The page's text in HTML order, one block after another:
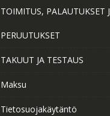
TOIMITUS, PALAUTUKSET
PERUUTUKSET
TAKUUT JA TESTAUS
Maksu
Tietosuojakäytäntö